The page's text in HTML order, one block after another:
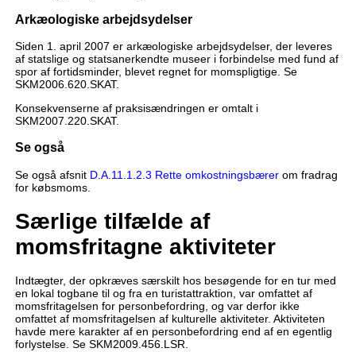
Arkæologiske arbejdsydelser
Siden 1. april 2007 er arkæologiske arbejdsydelser, der leveres
af statslige og statsanerkendte museer i forbindelse med fund af
spor af fortidsminder, blevet regnet for momspligtige. Se
SKM2006.620.SKAT.
Konsekvenserne af praksisændringen er omtalt i
SKM2007.220.SKAT.
Se også
Se også afsnit D.A.11.1.2.3 Rette omkostningsbærerom fradrag
for købsmoms.
Særlige tilfælde af
momsfritagne aktiviteter
Indtægter, der opkræves særskilt hos besøgende for en tur med
en lokal togbane til og fra en turistattraktion, var omfattet af
momsfritagelsen for personbefordring, og var derfor ikke
omfattet af momsfritagelsen af kulturelle aktiviteter. Aktiviteten
havde mere karakter af en personbefordring end af en egentlig
forlystelse. Se SKM2009.456.LSR.